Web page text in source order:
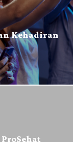
Kehadiran